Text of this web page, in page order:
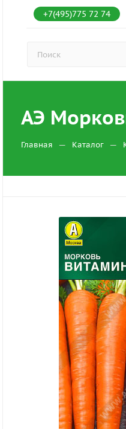
+7(495)775 72 74
АЭ
Главная — Каталог —